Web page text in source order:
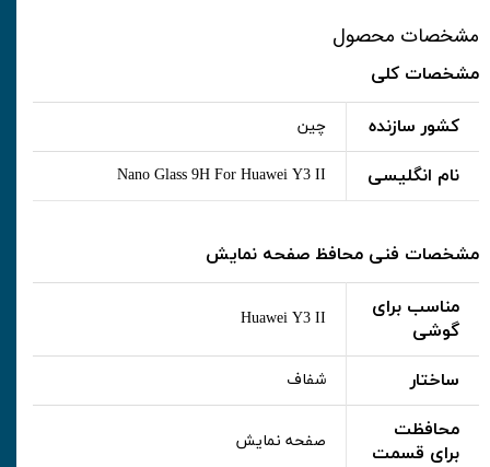
مشخصات محصول
مشخصات کلی
کشور سازنده چین
نام انگلیسی Nano Glass 9H For Huawei Y3 II
مشخصات فنی محافظ صفحه نمایش
مناسب برای
گوشی
Huawei Y3 II
ساختار شفاف
محافظت
برای قسمت
صفحه نمایش